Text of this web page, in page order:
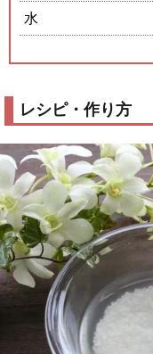
水
レシピ・作り方